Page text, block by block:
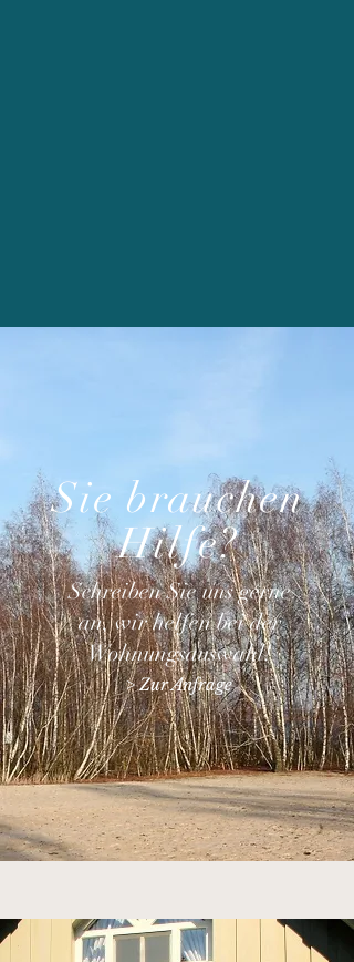
Sie brauchen
Hilfe?
Schreiben Sie uns gerne
an, wir helfen bei der
Wohnungsauswahl!
> Zur Anfrage